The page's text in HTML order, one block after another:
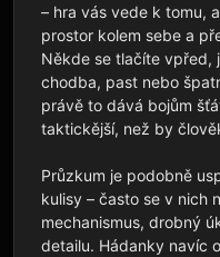
– hra vás vede k tomu,
prostor kolem sebe a
Někde se tlačíte vpřed,
chodba, past nebo
právě to dává bojům
taktickější, než by
Průzkum je podobně
kulisy – často se v nich
mechanismus, drobný
detailu. Hádanky navíc